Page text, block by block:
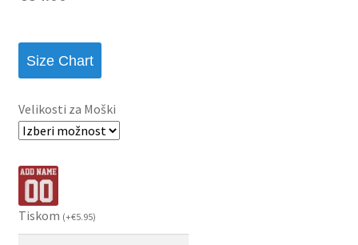
Size Chart
Velikosti za Moški
Tiskom (+€5.95)